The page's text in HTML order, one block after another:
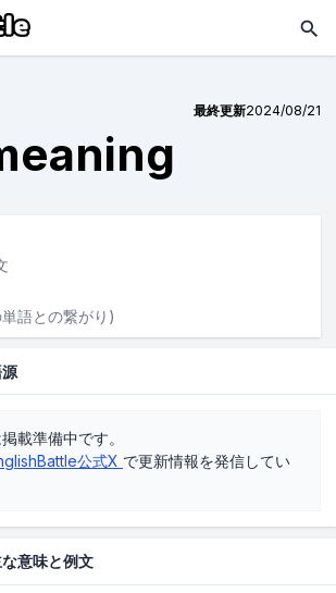
最終更新2024/08/21
語との繋がり)
載準備中です。
公式X で更新情報を発信してい
意味と例文